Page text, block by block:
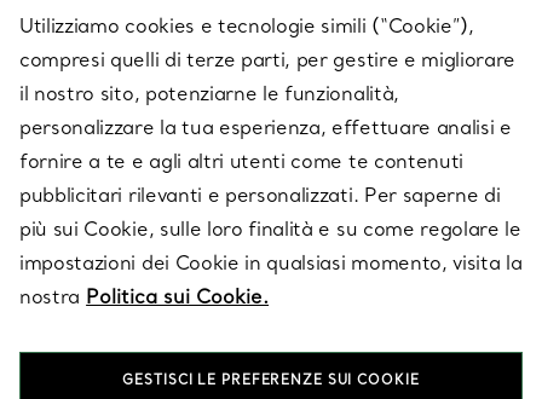
SU TIFFANY & CO.
LEGALE
SEGUICI
Utilizziamo cookies e tecnologie simili (“Cookie”),
compresi quelli di terze parti, per gestire e migliorare
il nostro sito, potenziarne le funzionalità,
personalizzare la tua esperienza, effettuare analisi e
fornire a te e agli altri utenti come te contenuti
pubblicitari rilevanti e personalizzati. Per saperne di
più sui Cookie, sulle loro finalità e su come regolare le
impostazioni dei Cookie in qualsiasi momento, visita la
nostra Politica sui Cookie.
GESTISCI LE PREFERENZE SUI COOKIE